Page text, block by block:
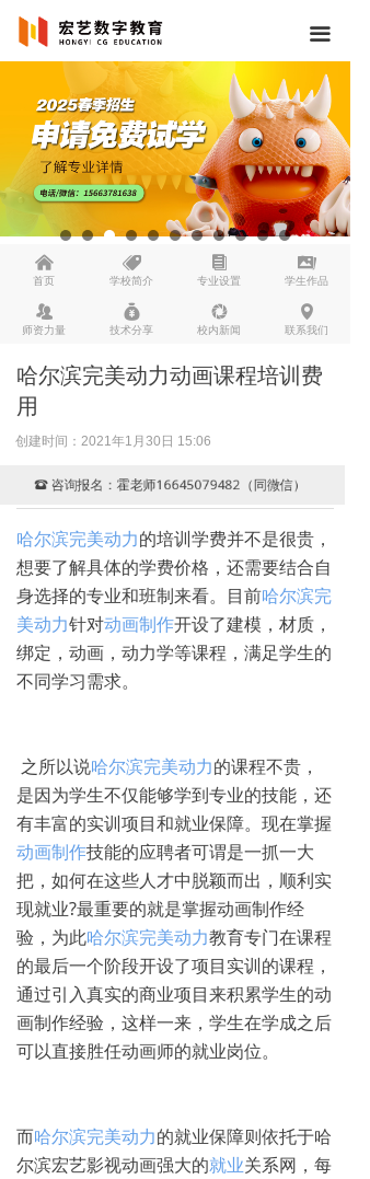
낀
首页
뀄
学校简介
뀴
专业设置
끡
学生作品
뀡
师资力量
낐
技术分享
넆
校内新闻
넹
联系我们
끀
哈尔滨完美动力动画课程培训费
用
创建时间： 2021年1月30日 15:06
哈尔滨完美动力的培训学费并不是很贵，
想要了解具体的学费价格，还需要结合自
身选择的专业和班制来看。目前哈尔滨完
美动力针对动画制作开设了建模，材质，
绑定，动画，动力学等课程，满足学生的
不同学习需求。
之所以说哈尔滨完美动力的课程不贵，
是因为学生不仅能够学到专业的技能，还
有丰富的实训项目和就业保障。现在掌握
动画制作技能的应聘者可谓是一抓一大
把，如何在这些人才中脱颖而出，顺利实
现就业?最重要的就是掌握动画制作经
验，为此哈尔滨完美动力教育专门在课程
的最后一个阶段开设了项目实训的课程，
通过引入真实的商业项目来积累学生的动
画制作经验，这样一来，学生在学成之后
可以直接胜任动画师的就业岗位。
而哈尔滨完美动力的就业保障则依托于哈
尔滨宏艺影视动画强大的就业关系网，每
뀰 咨询报名：霍老师16645079482（同微信）